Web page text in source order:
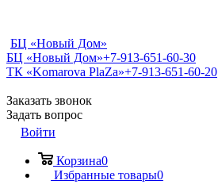
БЦ «Новый Дом»
БЦ «Новый Дом»+7-913-651-60-30
ТК «Komarova PlaZa»+7-913-651-60-20
Заказать звонок
Задать вопрос
Войти
Корзина0
Избранные товары0